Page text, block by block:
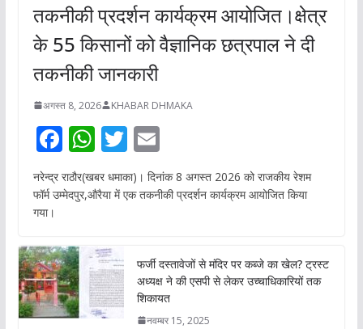
तकनीकी प्रदर्शन कार्यक्रम आयोजित।क्षेत्र
के 55 किसानों को वैज्ञानिक छत्रपाल ने दी
तकनीकी जानकारी
अगस्त 8, 2026 KHABAR DHMAKA
F
ac
e
o
o
k
W
h
at
A
p
p
T
w
itt
E
m
ai
नरेन्द्र राठौर(खबर धमाका)। दिनांक 8 अगस्त 2026 को राजकीय रेशम
फॉर्म उम्मेदपुर,औरैया में एक तकनीकी प्रदर्शन कार्यक्रम आयोजित किया
गया।
फर्जी दस्तावेजों से मंदिर पर कब्जे का खेल? ट्रस्ट
अध्यक्ष ने की एसपी से लेकर उच्चाधिकारियों तक
शिकायत
नवम्बर 15, 2025